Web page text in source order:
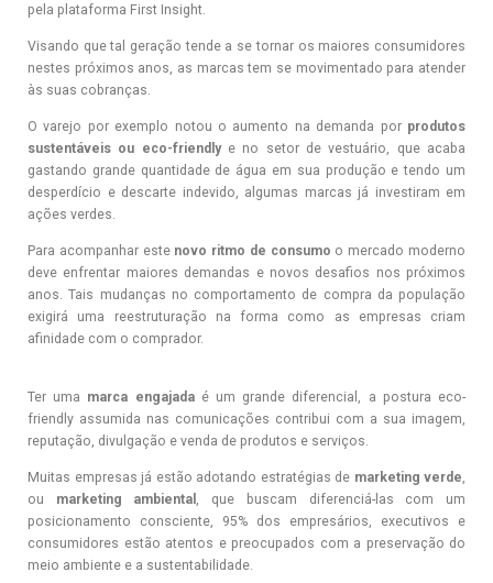
pela plataforma First Insight.
Visando que tal geração tende a se tornar os maiores consumidores
nestes próximos anos, as marcas tem se movimentado para atender
às suas cobranças.
O varejo por exemplo notou o aumento na demanda por produtos
sustentáveis ou eco-friendlye no setor de vestuário, que acaba
gastando grande quantidade de água em sua produção e tendo um
desperdício e descarte indevido, algumas marcas já investiram em
ações verdes.
Para acompanhar este novo ritmo de consumo o mercado moderno
deve enfrentar maiores demandas e novos desafios nos próximos
anos. Tais mudanças no comportamento de compra da população
exigirá uma reestruturação na forma como as empresas criam
afinidade com o comprador.
Ter uma marca engajadaé um grande diferencial, a postura eco-
friendly assumida nas comunicações contribui com a sua imagem,
reputação, divulgação e venda de produtos e serviços.
Muitas empresas já estão adotando estratégias de marketing verde,
ou marketing ambiental , que buscam diferenciá-las com um
posicionamento consciente, 95% dos empresários, executivos e
consumidores estão atentos e preocupados com a preservação do
meio ambiente e a sustentabilidade.